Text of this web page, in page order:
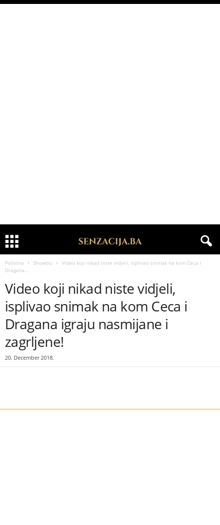
Početna Showbiz
Video koji nikad niste vidjeli, isplivao snimak na kom Ceca i
Dragana...
Video koji nikad niste vidjeli,
isplivao snimak na kom Ceca i
Dragana igraju nasmijane i
zagrljene!
20. December 2018.